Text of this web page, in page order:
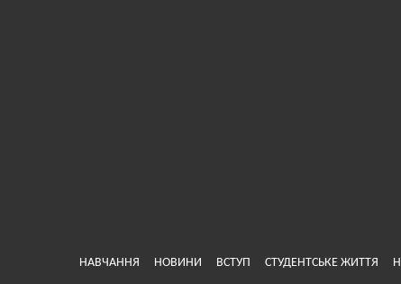
Меню у хедері
НАВЧАННЯ НОВИНИ ВСТУП СТУДЕНТСЬКЕ ЖИТТЯ